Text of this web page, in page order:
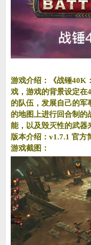
游戏介绍：《战锤40K
戏，游戏的背景设定在
的队伍，发展自己的军
的地图上进行回合制的
能，以及毁灭性的武器
版本介绍：v1.7.1 官方
游戏截图：